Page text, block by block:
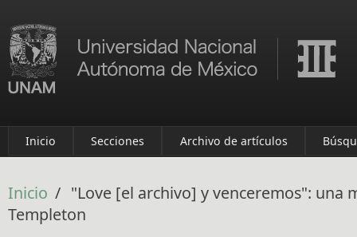
Inicio Secciones Archivo de artículos
Inicio / "Love [el archivo] y venceremos": una
Templeton